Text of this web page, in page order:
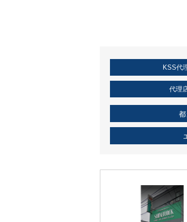
キーレックスを品番からお探しいただけます。
取扱店情報
お役立ち情報
KSS代
代理